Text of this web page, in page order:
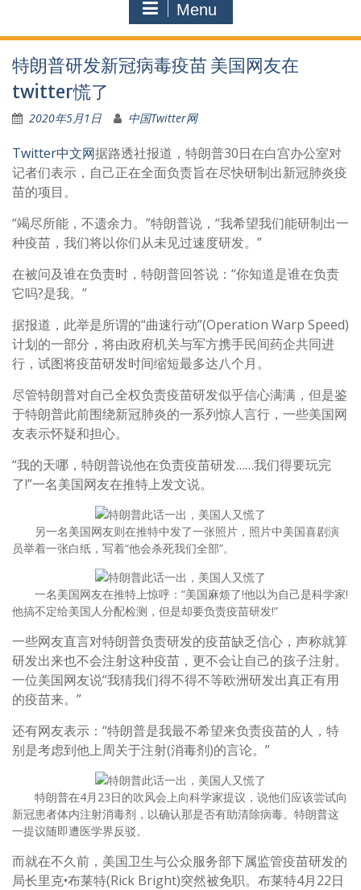
Menu
特朗普研发新冠病毒疫苗 美国网友在
twitter慌了
2020年5月1日 中国Twitter网
Twitter中文网据路透社报道，特朗普30日在白宫办公室对
记者们表示，自己正在全面负责旨在尽快研制出新冠肺炎疫
苗的项目。
“竭尽所能，不遗余力。”特朗普说，“我希望我们能研制出一
种疫苗，我们将以你们从未见过速度研发。”
在被问及谁在负责时，特朗普回答说：“你知道是谁在负责
它吗?是我。”
据报道，此举是所谓的“曲速行动”(Operation Warp Speed)
计划的一部分，将由政府机关与军方携手民间药企共同进
行，试图将疫苗研发时间缩短最多达八个月。
尽管特朗普对自己全权负责疫苗研发似乎信心满满，但是鉴
于特朗普此前围绕新冠肺炎的一系列惊人言行，一些美国网
友表示怀疑和担心。
“我的天哪，特朗普说他在负责疫苗研发……我们得要玩完
了!”一名美国网友在推特上发文说。
另一名美国网友则在推特中发了一张照片，照片中美国喜剧演
员举着一张白纸，写着“他会杀死我们全部”。
一名美国网友在推特上惊呼：“美国麻烦了!他以为自己是科学家!
他搞不定给美国人分配检测，但是却要负责疫苗研发!”
一些网友直言对特朗普负责研发的疫苗缺乏信心，声称就算
研发出来也不会注射这种疫苗，更不会让自己的孩子注射。
一位美国网友说“我猜我们得不得不等欧洲研发出真正有用
的疫苗来。”
还有网友表示：“特朗普是我最不希望来负责疫苗的人，特
别是考虑到他上周关于注射(消毒剂)的言论。”
特朗普在4月23日的吹风会上向科学家提议，说他们应该尝试向
新冠患者体内注射消毒剂，以确认那是否有助清除病毒。特朗普这
一提议随即遭医学界反驳。
而就在不久前，美国卫生与公众服务部下属监管疫苗研发的
局长里克•布莱特(Rick Bright)突然被免职。布莱特4月22日